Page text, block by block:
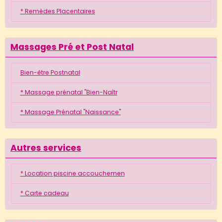
* Remèdes Placentaires
Massages Pré et Post Natal
Bien-être Postnatal
* Massage prénatal "Bien-Naîtr
* Massage Prénatal "Naissance"
Autres services
* Location piscine accouchemen
* Carte cadeau